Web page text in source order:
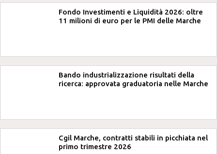
Fondo Investimenti e Liquidità 2026: oltre
11 milioni di euro per le PMI delle Marche
Bando industrializzazione risultati della
ricerca: approvata graduatoria nelle Marche
Cgil Marche, contratti stabili in picchiata nel
primo trimestre 2026